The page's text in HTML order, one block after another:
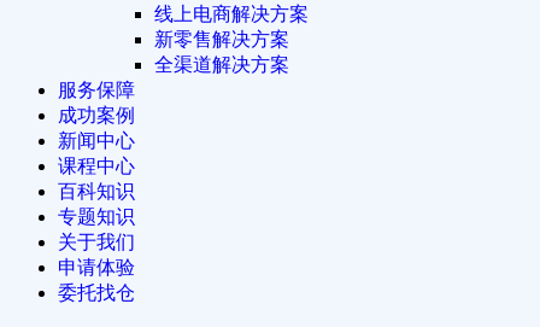
线上电商解决方案
新零售解决方案
全渠道解决方案
服务保障
成功案例
新闻中心
课程中心
百科知识
专题知识
关于我们
申请体验
委托找仓